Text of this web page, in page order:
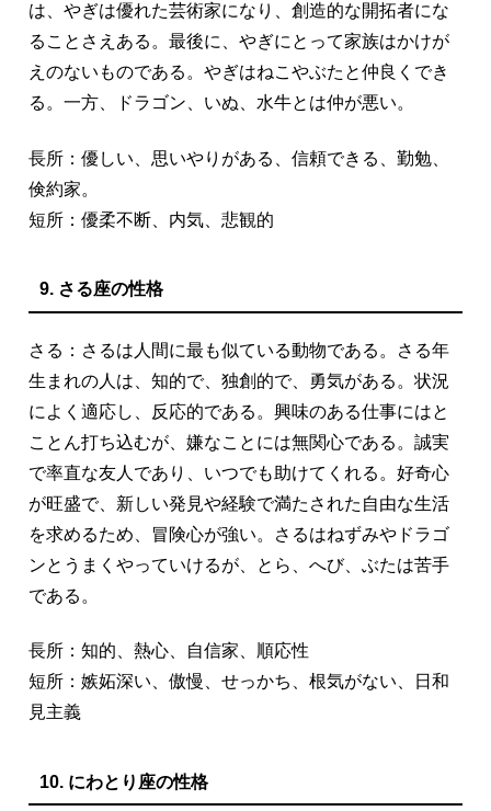
は、やぎは優れた芸術家になり、創造的な開拓者にな
ることさえある。最後に、やぎにとって家族はかけが
えのないものである。やぎはねこやぶたと仲良くでき
る。一方、ドラゴン、いぬ、水牛とは仲が悪い。
長所：優しい、思いやりがある、信頼できる、勤勉、
倹約家。
短所：優柔不断、内気、悲観的
9. さる座の性格
さる：さるは人間に最も似ている動物である。さる年
生まれの人は、知的で、独創的で、勇気がある。状況
によく適応し、反応的である。興味のある仕事にはと
ことん打ち込むが、嫌なことには無関心である。誠実
で率直な友人であり、いつでも助けてくれる。好奇心
が旺盛で、新しい発見や経験で満たされた自由な生活
を求めるため、冒険心が強い。さるはねずみやドラゴ
ンとうまくやっていけるが、とら、へび、ぶたは苦手
である。
長所：知的、熱心、自信家、順応性
短所：嫉妬深い、傲慢、せっかち、根気がない、日和
見主義
10. にわとり座の性格